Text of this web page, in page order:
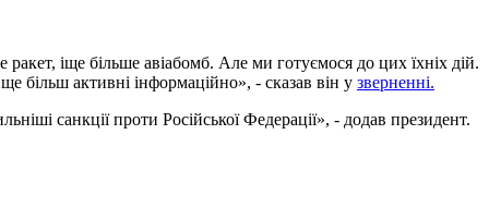
іще більше авіабомб. Але ми готуємося до цих їхніх дій.
більш активні інформаційно», - сказав він у зверненні.
санкції проти Російської Федерації», - додав президент.